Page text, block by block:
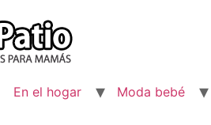
En el hogar Moda bebé